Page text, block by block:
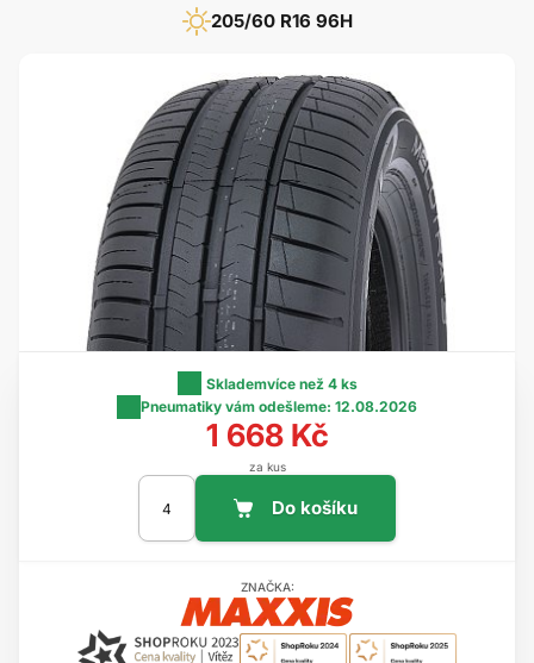
205/60 R16 96H
Sklademvíce než 4 ks
Pneumatiky vám odešleme: 12.08.2026
1 668 Kč
za kus
ZNAČKA: